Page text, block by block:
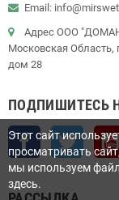
Email:
Адрес ООО
Московская Область,
дом 28
ПОДПИШИТЕСЬ
FacebookTwitter
Этот сайт
просматривать
мы используем
здесь.